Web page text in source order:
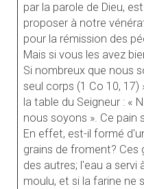
par la parole de Dieu,
proposer à notre
pour la rémission des
Mais si vous les avez
Si nombreux que nous
seul corps (1 Co 10,
la table du Seigneur : «
nous soyons ». Ce
En effet, est-il formé
grains de froment? Ces
des autres; l'eau a servi
moulu, et si la farine ne